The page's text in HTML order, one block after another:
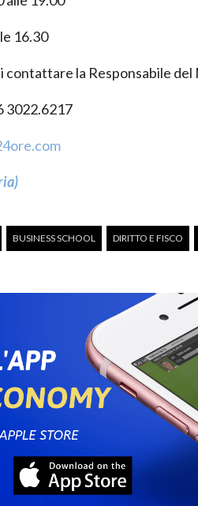
16.30
la Responsabile del
3022.6217
BUSINESS SCHOOL DIRITTO E FISCO